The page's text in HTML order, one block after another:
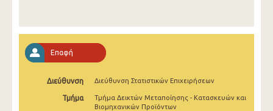
4o Τρίμηνο 2023
3o Τρίμηνο 2023
2o Τρίμηνο 2023
Επαφή
Διεύθυνση Διεύθυνση Στατιστικών Επιχειρήσεων
Τμήμα
Τμήμα Δεικτών Μεταποίησης - Κατασκευών και
Βιομηχανικών Προϊόντων